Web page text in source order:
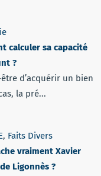
calculer sa capacité
?
d’acquérir un bien
la pré...
, Faits Divers
vraiment Xavier
Ligonnès ?